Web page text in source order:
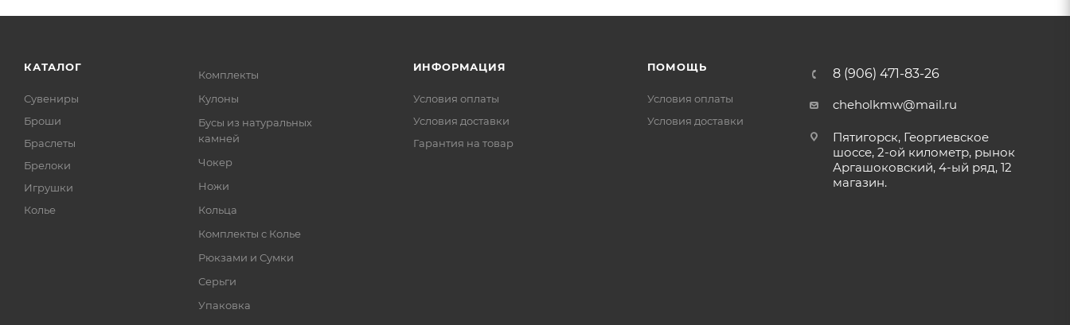
КАТАЛОГ
Сувениры
Броши
Браслеты
Брелоки
Игрушки
Колье
Комплекты
Кулоны
Бусы из натуральных
камней
Чокер
Ножи
Кольца
Комплекты с Колье
Рюкзами и Сумки
Серьги
Упаковка
ИНФОРМАЦИЯ
Условия оплаты
Условия доставки
Гарантия на товар
ПОМОЩЬ
Условия оплаты
Условия доставки
8 (906) 471-83-26
cheholkmw@mail.ru
Пятигорск, Георгиевское
шоссе, 2-ой километр, рынок
Аргашоковский, 4-ый ряд, 12
магазин.